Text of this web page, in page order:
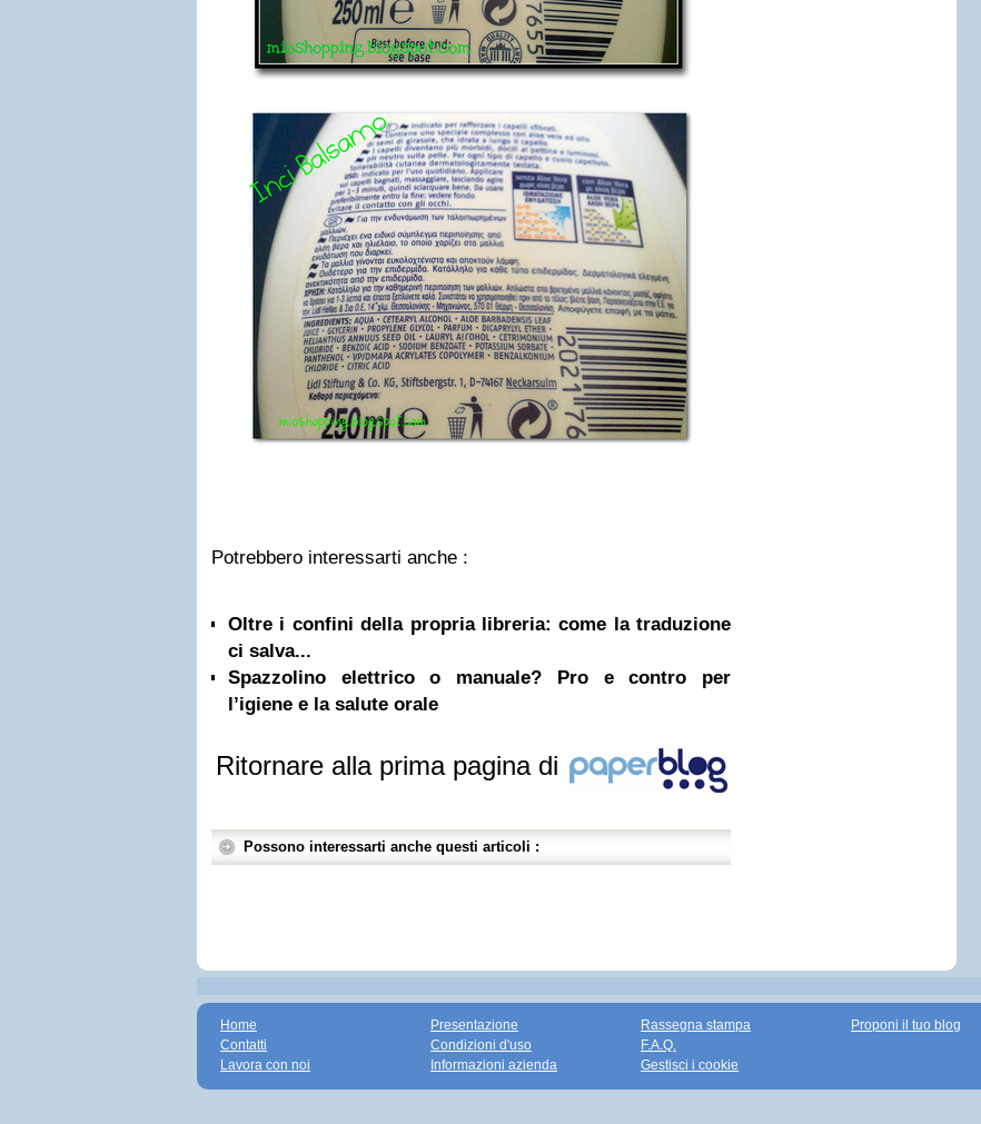
Potrebbero interessarti anche :
Oltre i confini della propria libreria: come la traduzione
ci salva...
Spazzolino elettrico o manuale? Pro e contro per
l’igiene e la salute orale
Ritornare alla prima pagina di
Possono interessarti anche questi articoli :
Home
Contatti
Lavora con noi
Presentazione
Condizioni d'uso
Informazioni azienda
Rassegna stampa
F.A.Q.
Gestisci i cookie
Proponi il tuo blog